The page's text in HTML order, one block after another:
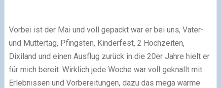
Vorbei ist der Mai und voll gepackt war er bei uns, Vater-
und Muttertag, Pfingsten, Kinderfest, 2 Hochzeiten,
Dixiland und einen Ausflug zurück in die 20er Jahre hielt er
für mich bereit. Wirklich jede Woche war voll geknallt mit
Erlebnissen und Vorbereitungen, dazu das mega warme